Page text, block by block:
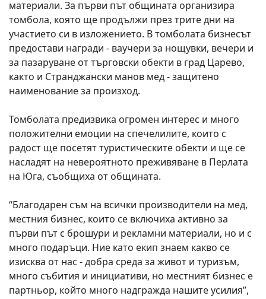
материали. За първи път общината организира
томбола, която ще продължи през трите дни на
участието си в изложението. В томболата бизнесът
предостави награди - ваучери за нощувки, вечери и
за пазаруване от търговски обекти в град Царево,
както и Странджански манов мед - защитено
наименование за произход.
Томболата предизвика огромен интерес и много
положителни емоции на спечелилите, които с
радост ще посетят туристическите обекти и ще се
насладят на невероятното преживяване в Перлата
на Юга, съобщиха от общината.
“Благодарен съм на всички производители на мед,
местния бизнес, които се включиха активно за
първи път с брошури и рекламни материали, но и с
много подаръци. Ние като екип знаем какво се
изисква от нас - добра среда за живот и туризъм,
много събития и инициативи, но местният бизнес е
партньор, който много надгражда нашите усилия”,